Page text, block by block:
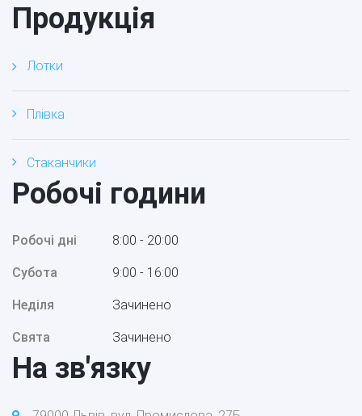
Продукція
Лотки
Плівка
Стаканчики
Робочі години
Робочі дні 8:00 - 20:00
Субота 9:00 - 16:00
Неділя Зачинено
Свята Зачинено
На зв'язку